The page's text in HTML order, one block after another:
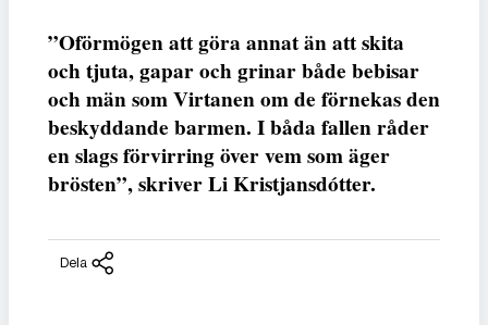
”Oförmögen att göra annat än att skita
och tjuta, gapar och grinar både bebisar
och män som Virtanen om de förnekas den
beskyddande barmen. I båda fallen råder
en slags förvirring över vem som äger
brösten”, skriver Li Kristjansdótter.
Dela